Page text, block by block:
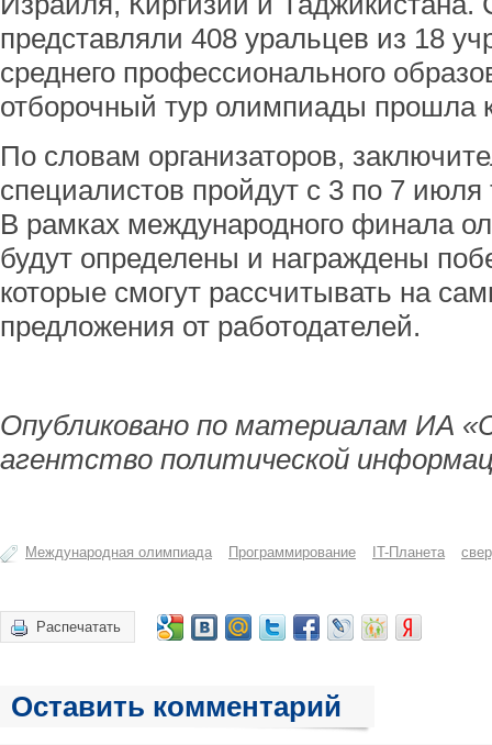
представляли 408 уральцев из 18
среднего профессионального
отборочный тур олимпиады прошла
По словам организаторов,
специалистов пройдут с 3 по 7 июля
В рамках международного финала
будут определены и награждены
которые смогут рассчитывать на
предложения от работодателей.
Опубликовано по материалам ИА
агентство политической
Международная олимпиада Программирование IT-Планета
Распечатать
Оставить комментарий